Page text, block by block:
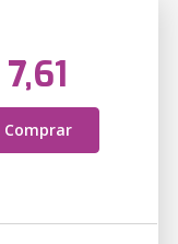
Comprar